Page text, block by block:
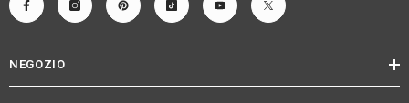
NEGOZIO